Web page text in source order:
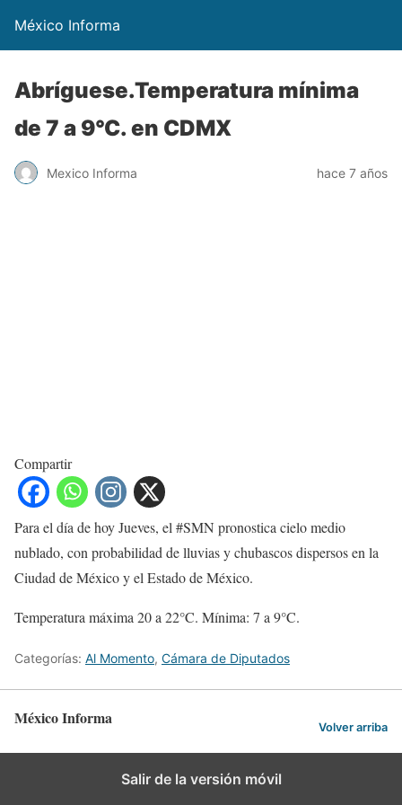
México Informa
Abríguese.Temperatura mínima
de 7 a 9°C. en CDMX
Mexico Informa hace 7 años
Compartir
Para el día de hoy Jueves, el #SMN pronostica cielo medio
nublado, con probabilidad de lluvias y chubascos dispersos en la
Ciudad de México y el Estado de México.
Temperatura máxima 20 a 22°C. Mínima: 7 a 9°C.
Categorías: Al Momento, Cámara de Diputados
México Informa Volver arriba
Salir de la versión móvil